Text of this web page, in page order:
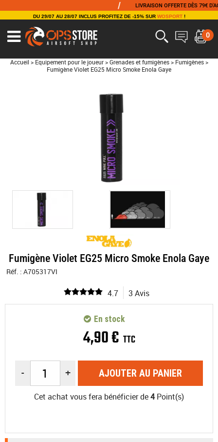
LIVRAISON OFFERTE DÈS 79€ D'ACHAT
DU 29/07 AU 28/07 INCLUS PROFITEZ DE -15% SUR WOSPORT!
0
Accueil > Equipement pour le joueur > Grenades et fumigènes > Fumigènes >
Fumigène Violet EG25 Micro Smoke Enola Gaye
Fumigène Violet EG25 Micro Smoke Enola Gaye
Réf. : A705317VI
4.7 3 Avis
4,90€ TTC
En stock
- + AJOUTER AU PANIER
Cet achat vous fera bénéficier de4Point(s)